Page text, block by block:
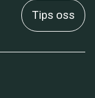
Tips oss